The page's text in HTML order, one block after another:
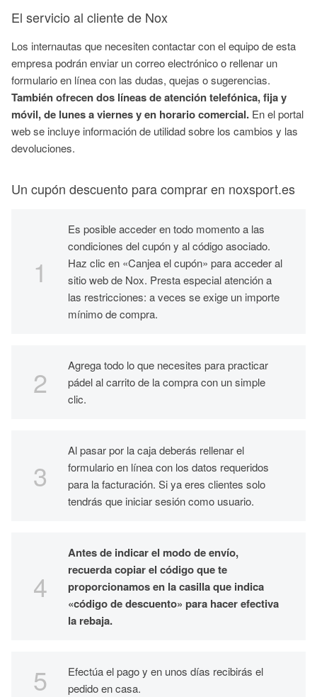
El servicio al cliente de Nox
Los internautas que necesiten contactar con el equipo de esta
empresa podrán enviar un correo electrónico o rellenar un
formulario en línea con las dudas, quejas o sugerencias.
También ofrecen dos líneas de atención telefónica, fija y
móvil, de lunes a viernes y en horario comercial. En el portal
web se incluye información de utilidad sobre los cambios y las
devoluciones.
Un cupón descuento para comprar en noxsport.es
Es posible acceder en todo momento a las
condiciones del cupón y al código asociado.
Haz clic en «Canjea el cupón» para acceder al
sitio web de Nox. Presta especial atención a
las restricciones: a veces se exige un importe
mínimo de compra.
Agrega todo lo que necesites para practicar
pádel al carrito de la compra con un simple
clic.
Al pasar por la caja deberás rellenar el
formulario en línea con los datos requeridos
para la facturación. Si ya eres clientes solo
tendrás que iniciar sesión como usuario.
Antes de indicar el modo de envío,
recuerda copiar el código que te
proporcionamos en la casilla que indica
«código de descuento» para hacer efectiva
la rebaja.
Efectúa el pago y en unos días recibirás el
pedido en casa.